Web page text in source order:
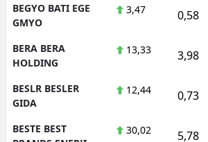
BEGYO BATI EGE
GMYO
3,47 0,58
BERA BERA
HOLDING
13,33 3,98
BESLR BESLER
GIDA
12,44 0,73
BESTE BEST
30,02 5,78